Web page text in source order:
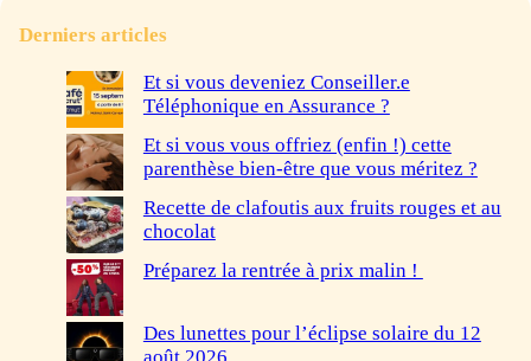
Derniers articles
Et si vous deveniez Conseiller.e
Téléphonique en Assurance ?
Et si vous vous offriez (enfin !) cette
parenthèse bien-être que vous méritez ?
Recette de clafoutis aux fruits rouges et au
chocolat
Préparez la rentrée à prix malin !
Des lunettes pour l’éclipse solaire du 12
août 2026